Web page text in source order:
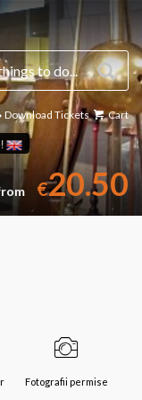
Download Tickets Cart
€20.50
Fotografii permise